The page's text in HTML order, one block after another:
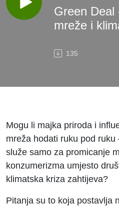
Green Deal
mreže i
135
Mogu li majka priroda i
mreža hodati ruku pod
služe samo za promicanje
konzumerizma umjesto
klimatska kriza zahtijeva?
Pitanja su to koja postavlja